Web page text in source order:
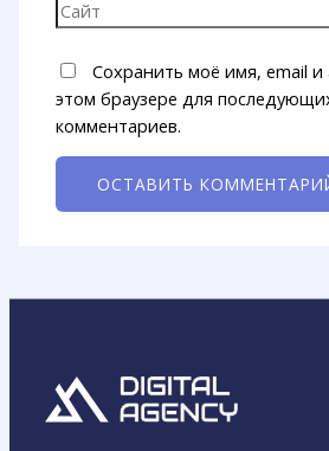
Сохранить моё имя, email и
этом браузере для
комментариев.